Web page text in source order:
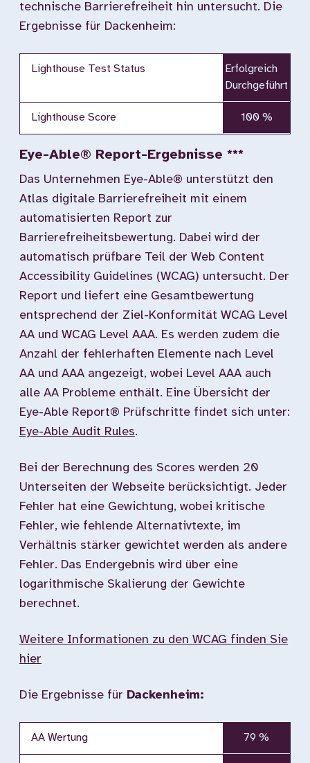
technische Barrierefreiheit hin untersucht. Die
Ergebnisse für Dackenheim:
Lighthouse Test Status
Erfolgreich
Durchgeführt
Lighthouse Score 100 %
Eye-Able® Report-Ergebnisse ***
Das Unternehmen Eye-Able® unterstützt den
Atlas digitale Barrierefreiheit mit einem
automatisierten Report zur
Barrierefreiheitsbewertung. Dabei wird der
automatisch prüfbare Teil der Web Content
Accessibility Guidelines (WCAG) untersucht. Der
Report und liefert eine Gesamtbewertung
entsprechend der Ziel-Konformität WCAG Level
AA und WCAG Level AAA. Es werden zudem die
Anzahl der fehlerhaften Elemente nach Level
AA und AAA angezeigt, wobei Level AAA auch
alle AA Probleme enthält. Eine Übersicht der
Eye-Able Report® Prüfschritte findet sich unter:
Eye-Able Audit Rules.
Bei der Berechnung des Scores werden 20
Unterseiten der Webseite berücksichtigt. Jeder
Fehler hat eine Gewichtung, wobei kritische
Fehler, wie fehlende Alternativtexte, im
Verhältnis stärker gewichtet werden als andere
Fehler. Das Endergebnis wird über eine
logarithmische Skalierung der Gewichte
berechnet.
Weitere Informationen zu den WCAG finden Sie
hier
Die Ergebnisse für Dackenheim:
AA Wertung 79 %